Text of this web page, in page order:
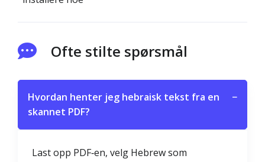
Ofte stilte spørsmål
Hvordan henter jeg hebraisk tekst fra en
skannet PDF?
−
Last opp PDF‑en, velg Hebrew som